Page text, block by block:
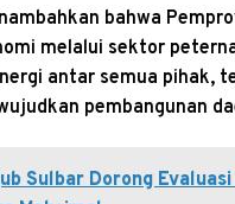
bahwa
melalui sektor
antar semua pihak,
pembangunan
Sulbar Dorong